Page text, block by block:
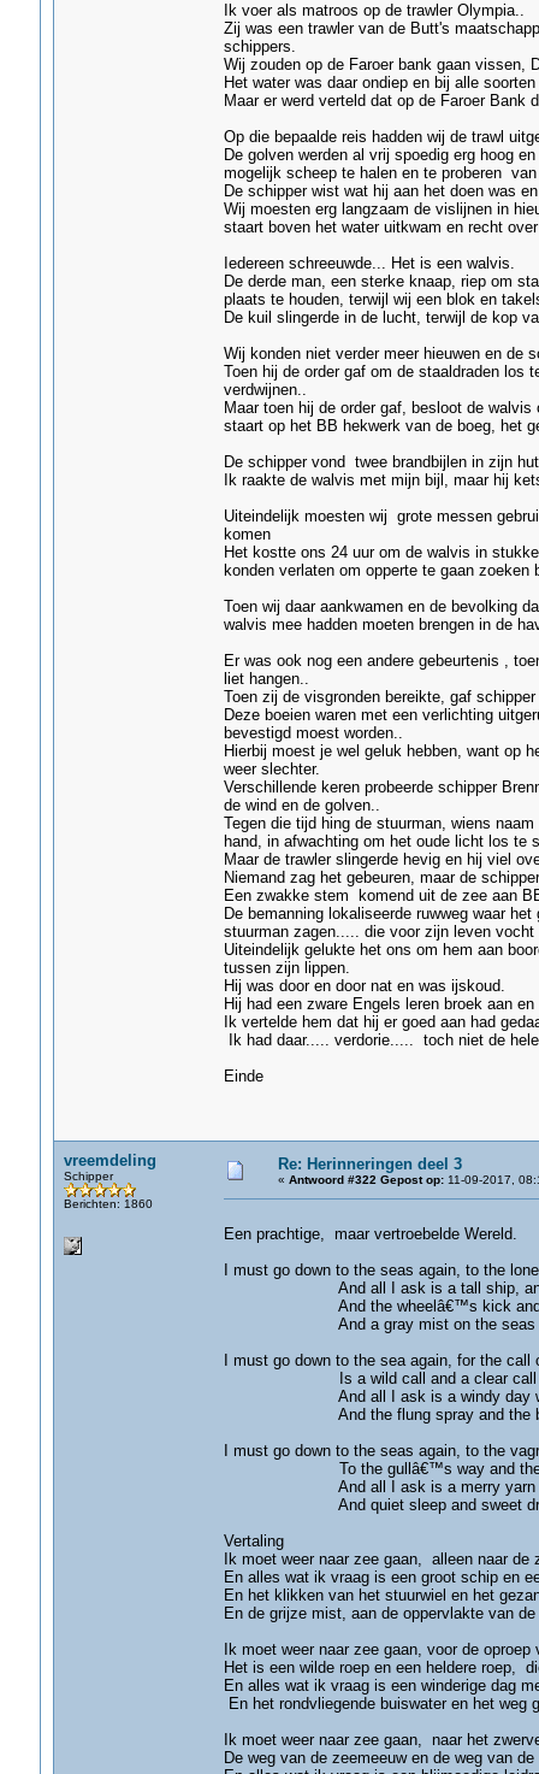
Ik voer als matroos op de trawler Olympia..
Zij was een trawler van de Butt's
schippers.
Wij zouden op de Faroer bank gaan vissen,
Het water was daar ondiep en bij alle
Maar er werd verteld dat op de Faroer Bank
Op die bepaalde reis hadden wij de trawl
De golven werden al vrij spoedig erg hoog
mogelijk scheep te halen en te proberen
De schipper wist wat hij aan het doen was
Wij moesten erg langzaam de vislijnen in
staart boven het water uitkwam en recht
Iedereen schreeuwde... Het is een walvis.
De derde man, een sterke knaap, riep om
plaats te houden, terwijl wij een blok en
De kuil slingerde in de lucht, terwijl de kop
Wij konden niet verder meer hieuwen en de
Toen hij de order gaf om de staaldraden los
verdwijnen..
Maar toen hij de order gaf, besloot de
staart op het BB hekwerk van de boeg, het
De schipper vond twee brandbijlen in zijn
Ik raakte de walvis met mijn bijl, maar hij
Uiteindelijk moesten wij grote messen
komen
Het kostte ons 24 uur om de walvis in
konden verlaten om opperte te gaan zoeken
Toen wij daar aankwamen en de bevolking
walvis mee hadden moeten brengen in de
Er was ook nog een andere gebeurtenis ,
liet hangen..
Toen zij de visgronden bereikte, gaf
Deze boeien waren met een verlichting
bevestigd moest worden..
Hierbij moest je wel geluk hebben, want op
weer slechter.
Verschillende keren probeerde schipper
de wind en de golven..
Tegen die tijd hing de stuurman, wiens
hand, in afwachting om het oude licht los te
Maar de trawler slingerde hevig en hij viel
Niemand zag het gebeuren, maar de
Een zwakke stem komend uit de zee aan
De bemanning lokaliseerde ruwweg waar
stuurman zagen..... die voor zijn leven
Uiteindelijk gelukte het ons om hem aan
tussen zijn lippen.
Hij was door en door nat en was ijskoud.
Hij had een zware Engels leren broek aan
Ik vertelde hem dat hij er goed aan had
Ik had daar..... verdorie..... toch niet de
Einde
vreemdeling
Schipper
Berichten: 1860
Re: Herinneringen deel 3
« Antwoord #322 Gepost op:11-09-2017,
Een prachtige, maar vertroebelde Wereld.
I must go down to the seas again, to the
And all I ask is a tall ship, and a
And the wheelâ€™s kick and the
And a gray mist on the seas face,
I must go down to the sea again, for the call
Is a wild call and a clear call that
And all I ask is a windy day with
And the flung spray and the blown
I must go down to the seas again, to the
To the gullâ€™s way and the
And all I ask is a merry yarn from
And quiet sleep and sweet dream
Vertaling
Ik moet weer naar zee gaan, alleen naar de
En alles wat ik vraag is een groot schip en
En het klikken van het stuurwiel en het
En de grijze mist, aan de oppervlakte van
Ik moet weer naar zee gaan, voor de
Het is een wilde roep en een heldere roep,
En alles wat ik vraag is een winderige dag
En het rondvliegende buiswater en het weg
Ik moet weer naar zee gaan, naar het
De weg van de zeemeeuw en de weg van